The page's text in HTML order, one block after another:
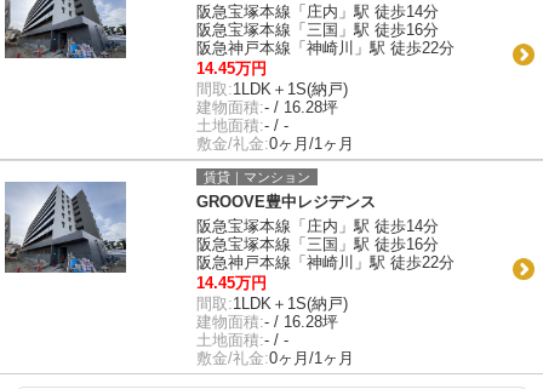
阪急宝塚本線「庄内」駅 徒歩14分
阪急宝塚本線「三国」駅 徒歩16分
阪急神戸本線「神崎川」駅 徒歩22分
14.45万円
間取:1LDK＋1S(納戸)
建物面積:- / 16.28坪
土地面積:- / -
敷金/礼金:0ヶ月/1ヶ月
賃貸｜マンション
GROOVE豊中レジデンス
阪急宝塚本線「庄内」駅 徒歩14分
阪急宝塚本線「三国」駅 徒歩16分
阪急神戸本線「神崎川」駅 徒歩22分
14.45万円
間取:1LDK＋1S(納戸)
建物面積:- / 16.28坪
土地面積:- / -
敷金/礼金:0ヶ月/1ヶ月